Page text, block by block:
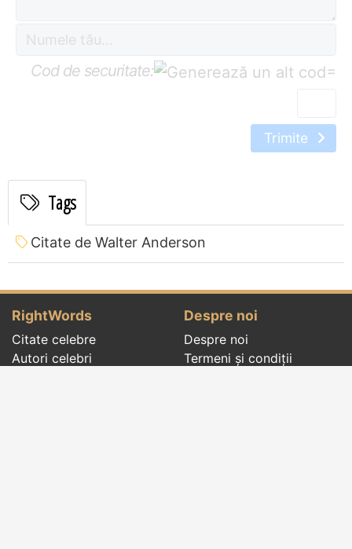
Cod de securitate: =
Trimite
Tags
Citate de Walter Anderson
RightWords
Citate celebre
Autori celebri
Despre noi
Despre noi
Termeni și condiții